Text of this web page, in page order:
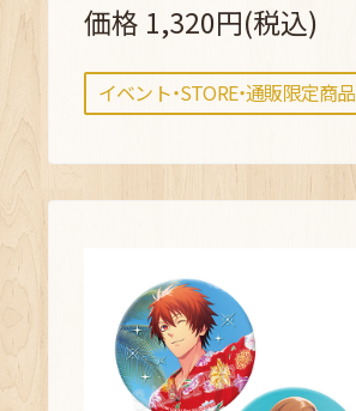
価格 1,320円(税込)
イベント・STORE・通販限定商品